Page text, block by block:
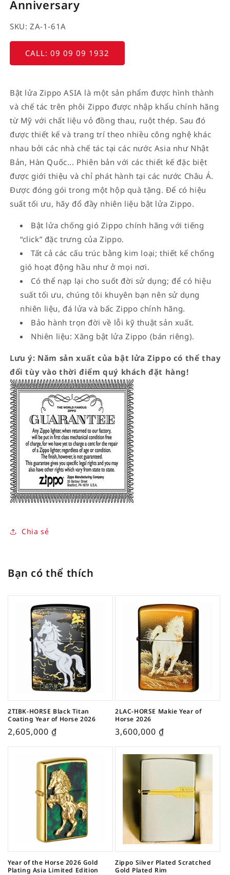
Anniversary
SKU: ZA-1-61A
CALL: 09 09 09 1932
Bật lửa Zippo ASIA là một sản phẩm được hình thành
và chế tác trên phôi Zippo được nhập khẩu chính hãng
từ Mỹ với chất liệu vỏ đồng thau, ruột thép. Sau đó
được thiết kế và trang trí theo nhiều công nghệ khác
nhau bởi các nhà chế tác tại các nước Asia như Nhật
Bản, Hàn Quốc... Phiên bản với các thiết kế đặc biệt
được giới thiệu và chỉ phát hành tại các nước Châu Á.
Được đóng gói trong một hộp quà tặng. Để có hiệu
suất tối ưu, hãy đổ đầy nhiên liệu bật lửa Zippo.
Bật lửa chống gió Zippo chính hãng với tiếng
“click” đặc trưng của Zippo.
Tất cả các cấu trúc bằng kim loại; thiết kế chống
gió hoạt động hầu như ở mọi nơi.
Có thể nạp lại cho suốt đời sử dụng; để có hiệu
suất tối ưu, chúng tôi khuyên bạn nên sử dụng
nhiên liệu, đá lửa và bấc Zippo chính hãng.
Bảo hành trọn đời về lỗi kỹ thuật sản xuất.
Nhiên liệu: Xăng bật lửa Zippo (bán riêng).
Lưu ý: Năm sản xuất của bật lửa Zippo có thể thay
đổi tùy vào thời điểm quý khách đặt hàng!
Chia sẻ
Bạn có thể thích
2TIBK-HORSE Black Titan
Coating Year of Horse 2026
2,605,000 ₫
2LAC-HORSE Makie Year of
Horse 2026
3,600,000 ₫
Year of the Horse 2026 Gold
Plating Asia Limited Edition
Zippo Silver Plated Scratched
Gold Plated Rim